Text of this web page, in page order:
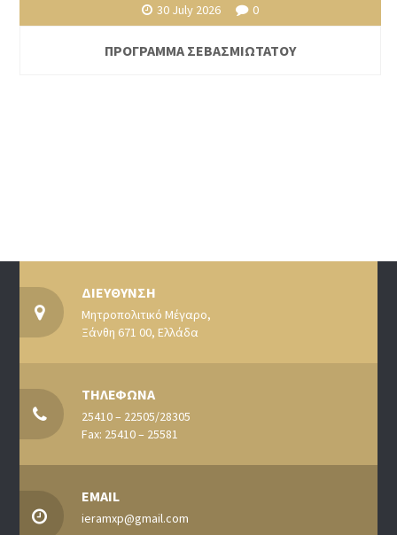
30 July 2026 0
ΠΡΟΓΡΑΜΜΑ ΣΕΒΑΣΜΙΩΤΑΤΟΥ
ΔΙΕΥΘΥΝΣΗ
Μητροπολιτικό Μέγαρο,
Ξάνθη 671 00, Ελλάδα
ΤΗΛΕΦΩΝΑ
25410 – 22505/28305
Fax: 25410 – 25581
EMAIL
ieramxp@gmail.com